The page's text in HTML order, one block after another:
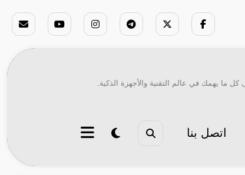
ما يهمك في عالم التقنية والأجهزة الذكية.
اتصل بنا